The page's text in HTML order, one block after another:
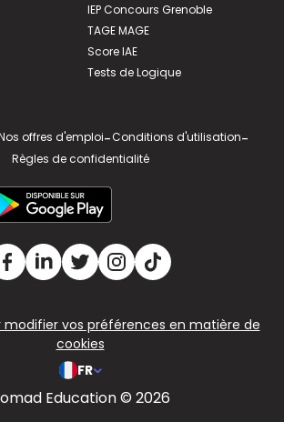
IEP Concours Grenoble
TAGE MAGE
Score IAE
Tests de Logique
offres d'emploi-Conditions d'utilisation-
Règles de confidentialité
modifier vos préférences en matière de
cookies
FR
Education © 2026